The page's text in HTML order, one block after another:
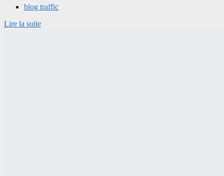
blog traffic
Lire la suite